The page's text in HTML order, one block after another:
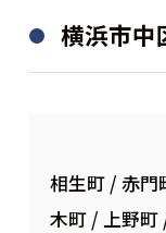
横浜市中
相生町 / 赤門
木町 / 上野